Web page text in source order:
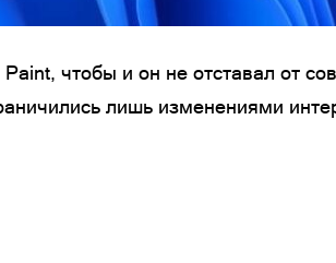
чтобы и он не отставал от
лишь изменениями